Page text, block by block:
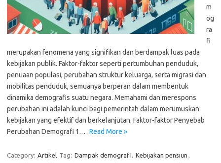
m
og
ra
fi
merupakan fenomena yang signifikan dan berdampak luas pada
kebijakan publik. Faktor-faktor seperti pertumbuhan penduduk,
penuaan populasi, perubahan struktur keluarga, serta migrasi dan
mobilitas penduduk, semuanya berperan dalam membentuk
dinamika demografis suatu negara. Memahami dan merespons
perubahan ini adalah kunci bagi pemerintah dalam merumuskan
kebijakan yang efektif dan berkelanjutan. Faktor-faktor Penyebab
Perubahan Demografi 1.… Read More »
Category: Artikel Tag: Dampak demografi, Kebijakan pensiun ,